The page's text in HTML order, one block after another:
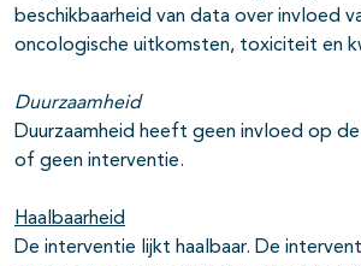
beschikbaarheid van data over invloed
oncologische uitkomsten, toxiciteit en
Duurzaamheid
Duurzaamheid heeft geen invloed op de
of geen interventie.
Haalbaarheid
De interventie lijkt haalbaar. De